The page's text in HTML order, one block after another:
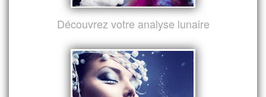
Découvrez votre analyse lunaire